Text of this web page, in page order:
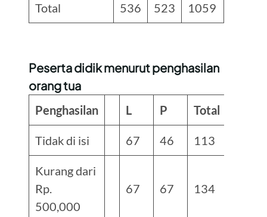
Total 536 523 1059
Peserta didik menurut penghasilan
orang tua
Penghasilan L P Total
Tidak di isi 67 46 113
Kurang dari
Rp.
500,000
67 67 134